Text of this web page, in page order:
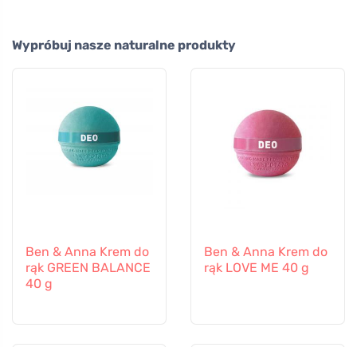
Wypróbuj nasze naturalne produkty
Ben & Anna Krem do
rąk GREEN BALANCE
40 g
Ben & Anna Krem do
rąk LOVE ME 40 g